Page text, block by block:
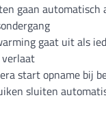
gaan automatisch
gaat uit als
start opname bij
sluiten